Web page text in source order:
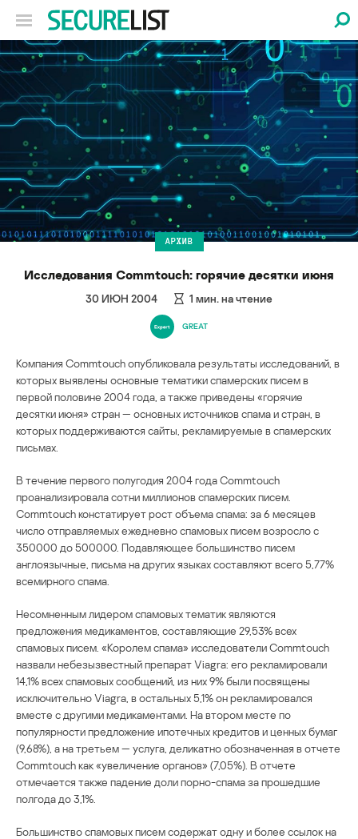
АРХИВ
Исследования Commtouch: горячие десятки июня
30 ИЮН 2004 1 мин. на чтение
GREAT
Компания Commtouch опубликовала результаты исследований, в
которых выявлены основные тематики спамерских писем в
первой половине 2004 года, а также приведены «горячие
десятки июня» стран — основных источников спама и стран, в
которых поддерживаются сайты, рекламируемые в спамерских
письмах.
В течение первого полугодия 2004 года Commtouch
проанализировала сотни миллионов спамерских писем.
Commtouch констатирует рост объема спама: за 6 месяцев
число отправляемых ежедневно спамовых писем возросло с
350000 до 500000. Подавляющее большинство писем
англоязычные, письма на других языках составляют всего 5,77%
всемирного спама.
Несомненным лидером спамовых тематик являются
предложения медикаментов, составляющие 29,53% всех
спамовых писем. «Королем спама» исследователи Commtouch
назвали небезызвестный препарат Viagra: его рекламировали
14,1% всех спамовых сообщений, из них 9% были посвящены
исключительно Viagra, в остальных 5,1% он рекламировался
вместе с другими медикаментами. На втором месте по
популярности предложение ипотечных кредитов и ценных бумаг
(9,68%), а на третьем — услуга, деликатно обозначенная в отчете
Commtouch как «увеличение органов» (7,05%). В отчете
отмечается также падение доли порно-спама за прошедшие
полгода до 3,1%.
Большинство спамовых писем содержат одну и более ссылок на